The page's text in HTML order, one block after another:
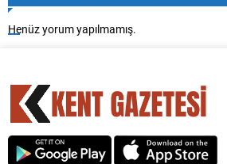
Henüz yorum yapılmamış.